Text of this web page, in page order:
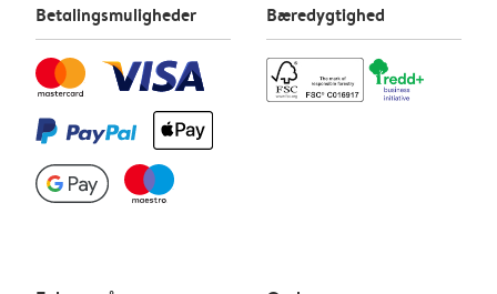
Betalingsmuligheder Bæredygtighed